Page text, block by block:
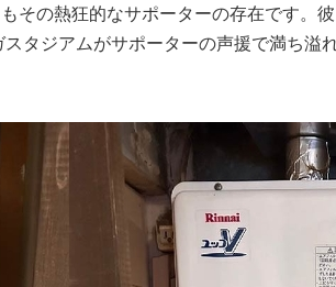
その熱狂的なサポーターの存在です。
タジアムがサポーターの声援で満ち溢